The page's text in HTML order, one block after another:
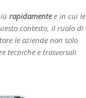
rapidamentee in cui le
contesto, il ruolo di
le aziende non solo
tecniche e trasversali